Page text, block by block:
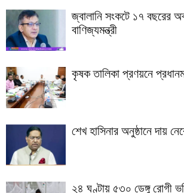
জ্বালানি সংকটে ১৭ বছরের
বাণিজ্যমন্ত্রী
কৃষক তালিকা প্রণয়নে
শেখ হাসিনার অনুষ্ঠানে দায়
২৪ ঘণ্টায় ৫৩০ ডেঙ্গু রোগী